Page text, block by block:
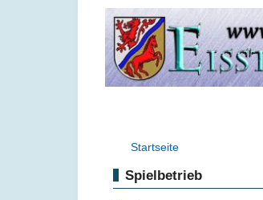
Startseite
Spielbetrieb